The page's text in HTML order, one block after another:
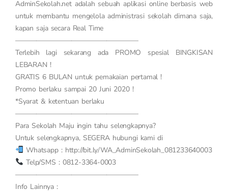
AdminSekolah.net adalah sebuah aplikasi online berbasis web
untuk membantu mengelola administrasi sekolah dimana saja,
kapan saja secara Real Time
—————————————————–
Terlebih lagi sekarang ada PROMO spesial BINGKISAN
LEBARAN !
GRATIS 6 BULAN untuk pemakaian pertamal !
Promo berlaku sampai 20 Juni 2020 !
*Syarat & ketentuan berlaku
—————————————————–
Para Sekolah Maju ingin tahu selengkapnya?
Untuk selengkapnya, SEGERA hubungi kami di
Whatsapp : http://bit.ly/WA_AdminSekolah_081233640003
Telp/SMS : 0812-3364-0003
—————————————————–
Info Lainnya :